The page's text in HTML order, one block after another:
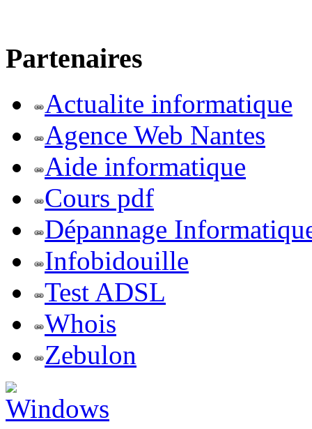
Partenaires
Actualite informatique
Agence Web Nantes
Aide informatique
Cours pdf
Dépannage
Infobidouille
Test ADSL
Whois
Zebulon